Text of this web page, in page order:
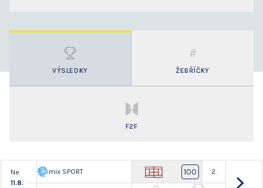
VÝSLEDKY ŽEBŘÍČKY
F2F
Ne
11.8.
mix SPORT 100 2.